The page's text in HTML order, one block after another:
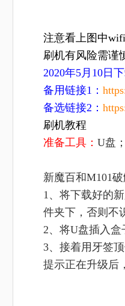
注意看上图中
刷机有风险需谨
2020年5月10日
备用链接1：
备选链接2：
刷机教程
准备工具： U盘；
新魔百和M101破
1、将下载好的
件夹下，否则不
2、将U盘插入盒
3、接着用牙签
提示正在升级后